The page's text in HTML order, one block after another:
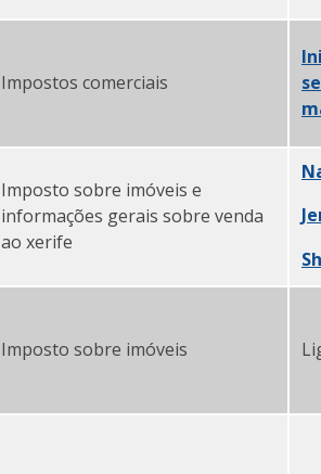
Impostos comerciais
Imposto sobre imóveis e
informações gerais sobre venda
ao xerife
Imposto sobre imóveis